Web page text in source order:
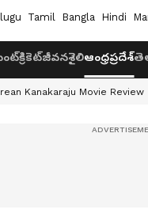
Tamil Bangla Hindi
క్రికెట్జీవనశైలిఆంధ్రప్రదేశ్
Kanakaraju Movie Review